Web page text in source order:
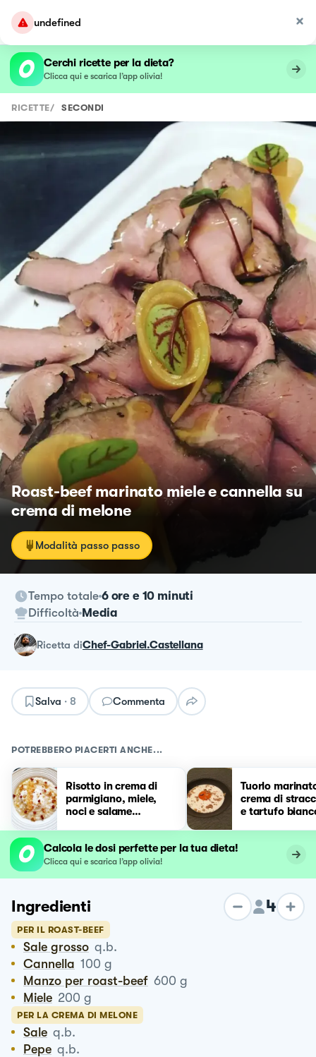
undefined
Cerchi ricette per la dieta?
Clicca qui e scarica l’app olivia!
RICETTE/ SECONDI
Roast-beef marinato miele e cannella su
crema di melone
Modalità passo passo
Tempo totale 6 ore e 10 minuti
Difficoltà Media
ricetta diChef-Gabriel.Castellana
Salva · 8 Commenta
POTREBBERO PIACERTI ANCHE...
Risotto in crema di
parmigiano, miele,
noci e salame
Tuorlo
crema di
e tartufo
Calcola le dosi perfette per la tua dieta!
Clicca qui e scarica l’app olivia!
Ingredienti 4
PER IL ROAST-BEEF
Sale grosso q.b.
Cannella 100 g
Manzo per roast-beef 600 g
Miele 200 g
PER LA CREMA DI MELONE
Sale q.b.
Pepe q.b.